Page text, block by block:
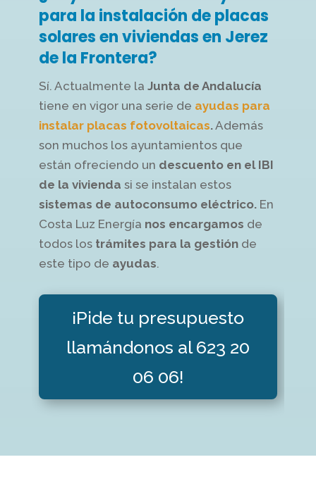
para la instalación de placas
solares en viviendas en Jerez
de la Frontera?
Sí. Actualmente la Junta de Andalucía
tiene en vigor una serie de ayudas para
instalar placas fotovoltaicas.Además
son muchos los ayuntamientos que
están ofreciendo un descuento en el IBI
de la vivienda si se instalan estos
sistemas de autoconsumo eléctrico.En
Costa Luz Energía nos encargamos de
todos lostrámites para la gestiónde
este tipo de ayudas.
¡Pide tu presupuesto
llamándonos al 623 20
06 06!